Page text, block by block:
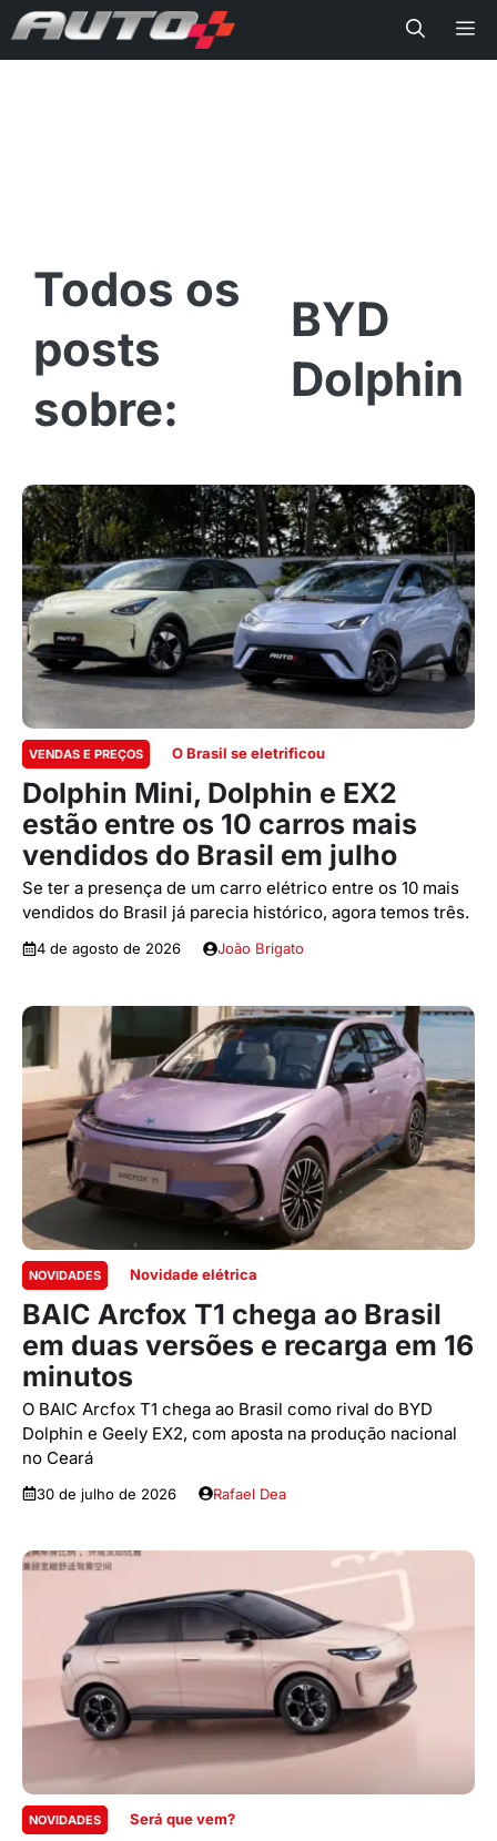
BYD
Dolphin
VENDAS E PREÇOS O Brasil se eletrificou
Dolphin Mini, Dolphin e EX2
estão entre os 10 carros mais
vendidos do Brasil em julho
Se ter a presença de um carro elétrico entre os 10 mais
vendidos do Brasil já parecia histórico, agora temos três.
4 de agosto de 2026 João Brigato
NOVIDADES Novidade elétrica
BAIC Arcfox T1 chega ao Brasil
em duas versões e recarga em 16
minutos
O BAIC Arcfox T1 chega ao Brasil como rival do BYD
Dolphin e Geely EX2, com aposta na produção nacional
no Ceará
30 de julho de 2026 Rafael Dea
NOVIDADES Será que vem?